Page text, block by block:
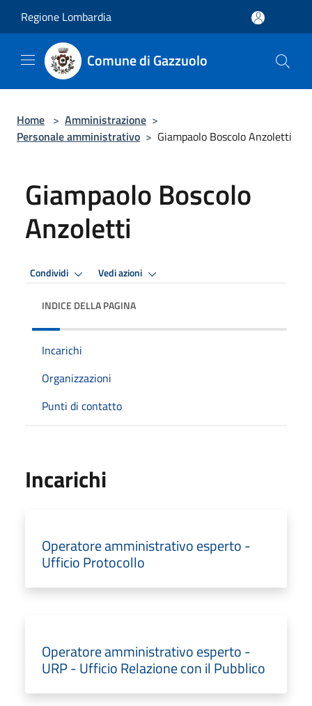
Regione Lombardia
Comune di Gazzuolo
Home > Amministrazione >
Personale amministrativo > Giampaolo Boscolo Anzoletti
Giampaolo Boscolo
Anzoletti
Condividi Vedi azioni
INDICE DELLA PAGINA
Incarichi
Organizzazioni
Punti di contatto
Incarichi
Operatore amministrativo esperto -
Ufficio Protocollo
Operatore amministrativo esperto -
URP - Ufficio Relazione con il Pubblico